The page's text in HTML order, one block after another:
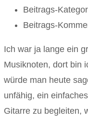
Beitrags-
Beitrags-
Ich war ja lange ein
Musiknoten, dort bin
würde man heute
unfähig, ein
Gitarre zu begleiten,